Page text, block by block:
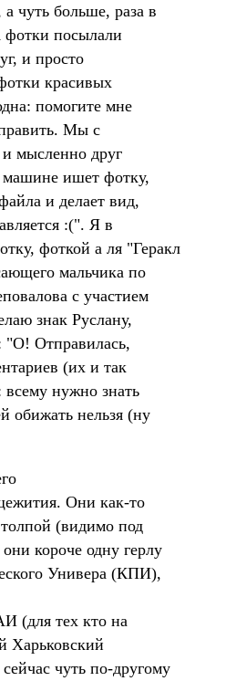
чуть больше, раза в
фотки посылали
и просто
красивых
помогите мне
Мы с
и мысленно друг
ишет фотку,
и делает вид,
:(". Я в
фоткой а ля "Геракл
мальчика по
с участием
знак Руслану,
"О! Отправилась,
(их и так
нужно знать
обижать нельзя (ну
Они как-то
толпой (видимо под
короче одну герлу
Универа (КПИ),
(для тех кто на
Харьковский
чуть по-другому